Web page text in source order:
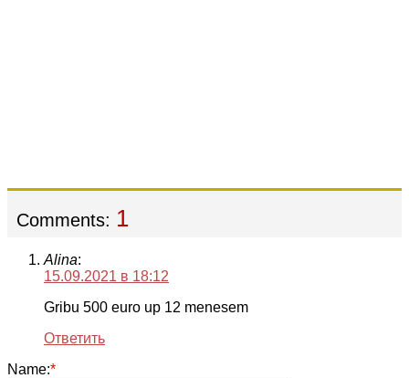
Comments: 1
Alina:
15.09.2021 в 18:12
Gribu 500 euro up 12 menesem
Ответить
Name:*